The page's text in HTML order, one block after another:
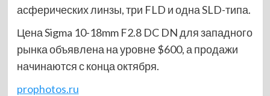
асферических линзы, три FLD и одна SLD-типа.
Цена Sigma 10-18mm F2.8 DC DN для западного
рынка объявлена на уровне $600, а продажи
начинаются с конца октября.
prophotos.ru